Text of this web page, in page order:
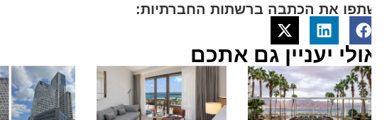
את הכתבה ברשתות החברתיות:
יעניין גם אתכם